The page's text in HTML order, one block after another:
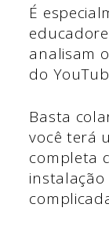
É
analisam
do
Basta
você terá
completa